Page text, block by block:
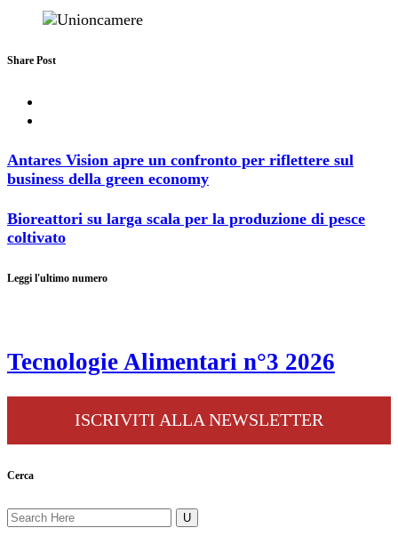
Share Post
Antares Vision apre un confronto per riflettere sul
business della green economy
Bioreattori su larga scala per la produzione di pesce
coltivato
Leggi l'ultimo numero
Tecnologie Alimentari n°3 2026
ISCRIVITI ALLA NEWSLETTER
Cerca